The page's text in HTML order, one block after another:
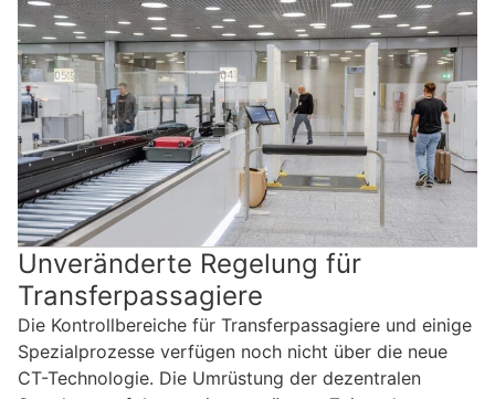
Unveränderte Regelung für
Transferpassagiere
Die Kontrollbereiche für Transferpassagiere und einige
Spezialprozesse verfügen noch nicht über die neue
CT-Technologie. Die Umrüstung der dezentralen